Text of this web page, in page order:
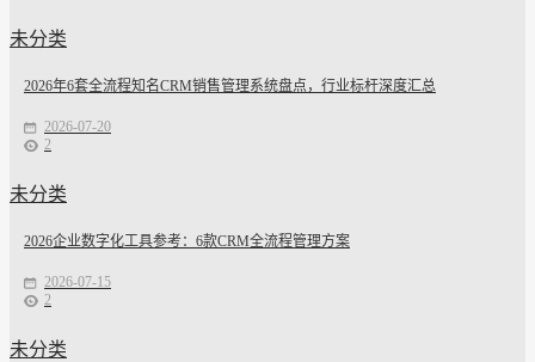
未分类
2026年6套全流程知名CRM销售管理系统盘点，行业标杆深度汇总
2026-07-20
2
未分类
2026企业数字化工具参考：6款CRM全流程管理方案
2026-07-15
2
未分类